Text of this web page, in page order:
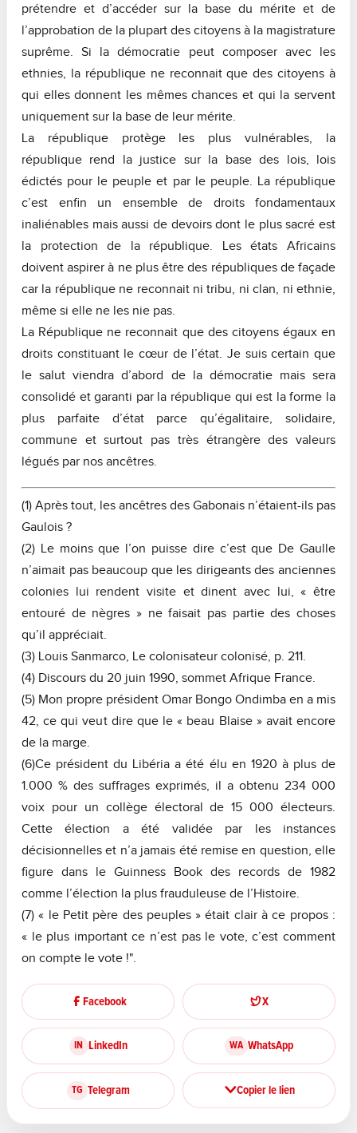
prétendre et d’accéder sur la base du mérite et de
l’approbation de la plupart des citoyens à la magistrature
suprême. Si la démocratie peut composer avec les
ethnies, la république ne reconnait que des citoyens à
qui elles donnent les mêmes chances et qui la servent
uniquement sur la base de leur mérite.
La république protège les plus vulnérables, la
république rend la justice sur la base des lois, lois
édictés pour le peuple et par le peuple. La république
c’est enfin un ensemble de droits fondamentaux
inaliénables mais aussi de devoirs dont le plus sacré est
la protection de la république. Les états Africains
doivent aspirer à ne plus être des républiques de façade
car la république ne reconnait ni tribu, ni clan, ni ethnie,
même si elle ne les nie pas.
La République ne reconnait que des citoyens égaux en
droits constituant le cœur de l’état. Je suis certain que
le salut viendra d’abord de la démocratie mais sera
consolidé et garanti par la république qui est la forme la
plus parfaite d’état parce qu’égalitaire, solidaire,
commune et surtout pas très étrangère des valeurs
légués par nos ancêtres.
(1) Après tout, les ancêtres des Gabonais n’étaient-ils pas
Gaulois ?
(2) Le moins que l’on puisse dire c’est que De Gaulle
n’aimait pas beaucoup que les dirigeants des anciennes
colonies lui rendent visite et dinent avec lui, « être
entouré de nègres » ne faisait pas partie des choses
qu’il appréciait.
(3) Louis Sanmarco, Le colonisateur colonisé, p. 211.
(4) Discours du 20 juin 1990, sommet Afrique France.
(5) Mon propre président Omar Bongo Ondimba en a mis
42, ce qui veut dire que le « beau Blaise » avait encore
de la marge.
(6)Ce président du Libéria a été élu en 1920 à plus de
1.000 % des suffrages exprimés, il a obtenu 234 000
voix pour un collège électoral de 15 000 électeurs.
Cette élection a été validée par les instances
décisionnelles et n’a jamais été remise en question, elle
figure dans le Guinness Book des records de 1982
comme l’élection la plus frauduleuse de l’Histoire.
(7) « le Petit père des peuples » était clair à ce propos :
« le plus important ce n’est pas le vote, c’est comment
on compte le vote !".
Facebook X
IN LinkedIn WA WhatsApp
TG Telegram Copier le lien